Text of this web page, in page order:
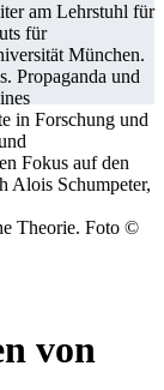
am Lehrstuhl für
für
München.
Propaganda und
in Forschung und
Fokus auf den
Alois Schumpeter,
Theorie. Foto ©
von